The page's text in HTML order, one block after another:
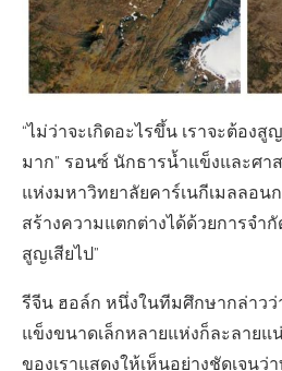
“ไม่ว่าจะเกิดอะไรขึ้น เราจะต้อง
มาก” รอนซ์ นักธารน้ำแข็งและศา
แห่งมหาวิทยาลัยคาร์เนกีเมลลอน
สร้างความแตกต่างได้ด้วยการจำ
สูญเสียไป”
รีจีน ฮอล์ก หนึ่งในทีมศึกษากล่าวว่
แข็งขนาดเล็กหลายแห่งก็ละลายแ